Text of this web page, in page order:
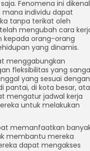
Fenomena ini dikenal
individu dapat
tanpa terikat oleh
mengubah cara
kepada orang-orang
yang dinamis.
menggabungkan
fleksibilitas yang
yang sesuai dengan
pantai, di kota besar,
mengatur jadwal kerja
untuk melakukan
memanfaatkan
membantu mereka
dapat mengakses